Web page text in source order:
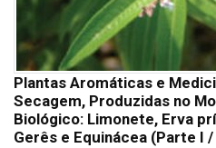
Plantas Aromáticas e
Secagem, Produzidas no
Biológico: Limonete, Erva
Gerês e Equinácea (Parte I